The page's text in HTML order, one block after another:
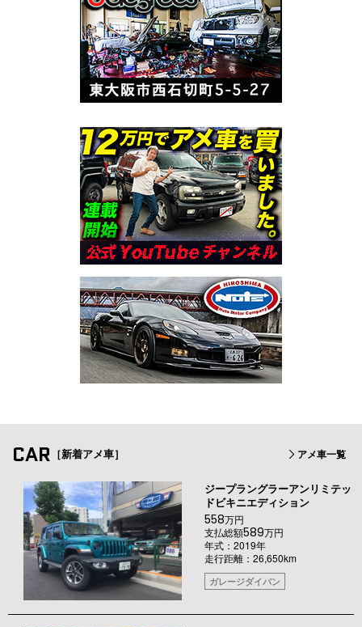
CAR ［新着アメ車］ アメ車一覧
ジープラングラーアンリミテッ
ドビキニエディション
558万円
支払総額589万円
年式：2019年
走行距離：26,650km
ガレージダイバン